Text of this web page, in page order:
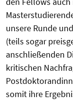
unsere Runde
(teils sogar
anschließenden
kritischen
somit ihre